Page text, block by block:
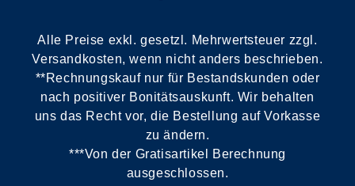
Alle Preise exkl. gesetzl. Mehrwertsteuer zzgl.
Versandkosten, wenn nicht anders beschrieben.
**Rechnungskauf nur für Bestandskunden oder
nach positiver Bonitätsauskunft. Wir behalten
uns das Recht vor, die Bestellung auf Vorkasse
zu ändern.
***Von der Gratisartikel Berechnung
ausgeschlossen.